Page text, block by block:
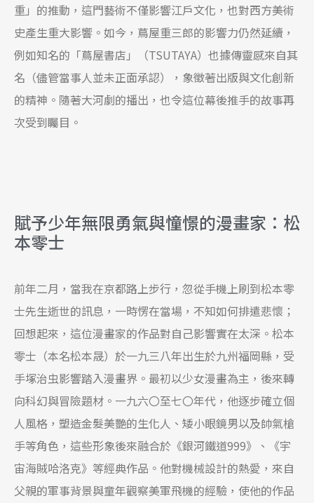
重」的推動，這門藝術不僅影響江戶文化，也對西方美術
史產生重大影響。如今，蔦屋重三郎的影響力仍然延續，
例如知名的「蔦屋書店」（TSUTAYA）也據傳靈感來自其
名（儘管當事人並未正面承認），象徵著出版與文化創新
的精神。隨著大河劇的播出，也令這位幕後推手的故事再
次受到矚目。
賦予少年無限勇氣與憧憬的漫畫家：松
本零士
前年二月，當我在京都路上步行，忽從手機上刷到松本零
士先生逝世的訊息，一時愣在當場，不知如何排遣悲懷；
回想起來，這位漫畫家的作品對自己影響實在太深。松本
零士（本名松本晟）於一九三八年出生於九州福岡縣，受
手塚治虫影響踏入漫畫界。最初以少女漫畫為主，後來轉
向科幻與冒險題材。一九六〇至七〇年代，他逐步確立個
人風格，塑造金髮美艷的生化人、矮小眼鏡男以及帥氣槍
手等角色，這些形象後來融合於《銀河鐵道999》、《宇
宙海賊哈洛克》等經典作品。他對機械設計的熱愛，來自
父親的軍事背景與童年觀察美軍飛機的經驗，使他的作品